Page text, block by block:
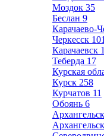
Моздок 35
Беслан 9
Карачаево-
Черкесск 101
Карачаевск
Теберда 17
Курская
Курск 258
Курчатов 11
Обоянь 6
Архангельск